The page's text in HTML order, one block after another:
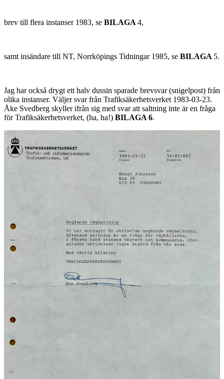
brev till flera instanser 1983, se BILAGA 4,
samt insändare till NT, Norrköpings Tidningar 1985, se BILAGA 5.
Jag har också drygt ett halv dussin sparade brevsvar (snigelpost) från
olika instanser. Väljer svar från Trafiksäkerhetsverket 1983-03-23.
Åke Svedberg skyller ifrån sig med svar att saltning inte är en fråga
för Trafiksäkerhetsverket, (ha, ha!) BILAGA 6.